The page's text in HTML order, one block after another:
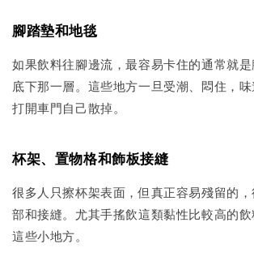
腳踏墊和地毯
如果飲料往腳邊流，最容易卡住的通常就
底下那一層。這些地方一旦受潮、悶住，
打開車門自己散掉。
杯架、置物格和飾板接縫
很多人只擦杯架表面，但真正容易殘留的
部和接縫。尤其手搖飲這類黏性比較高的
這些小地方。